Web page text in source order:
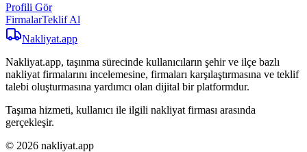
Profili Gör
FirmalarTeklif Al
Nakliyat.app
Nakliyat.app, taşınma sürecinde kullanıcıların şehir ve ilçe bazlı
nakliyat firmalarını incelemesine, firmaları karşılaştırmasına ve teklif
talebi oluşturmasına yardımcı olan dijital bir platformdur.
Taşıma hizmeti, kullanıcı ile ilgili nakliyat firması arasında
gerçekleşir.
© 2026 nakliyat.app